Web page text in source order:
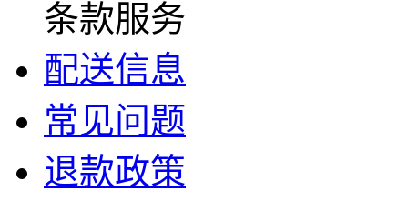
条款服务
配送信息
常见问题
退款政策